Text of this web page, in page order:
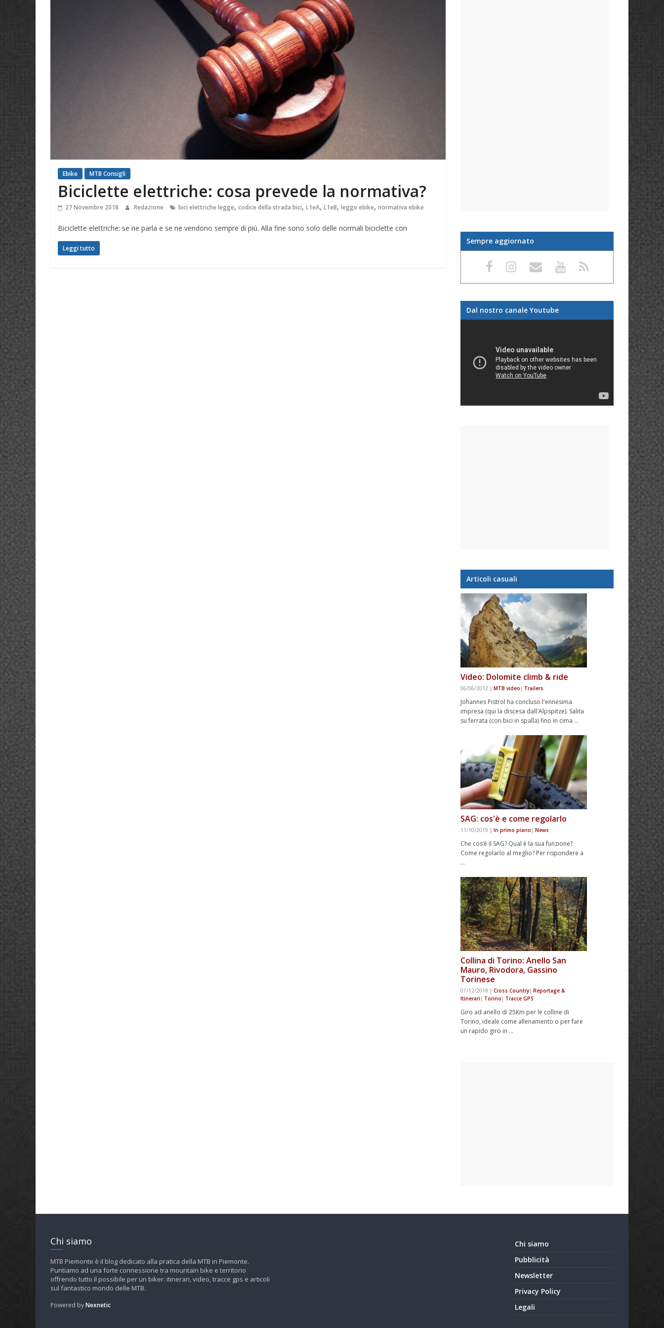
Ebike MTB Consigli
Biciclette elettriche: cosa prevede la normativa?
27 Novembre 2018 Redazione bici elettriche legge, codice della strada bici, L1eA, L1eB, legge ebike, normativa ebike
Biciclette elettriche: se ne parla e se ne vendono sempre di più. Alla fine sono solo delle normali biciclette con
Leggi tutto
Sempre aggiornato
Dal nostro canale Youtube
Articoli casuali
Video: Dolomite climb & ride
06/06/2012 | MTB video | Trailers
Johannes Pistrol ha concluso l'ennesima
impresa (qui la discesa dall'Alpspitze). Salita
su ferrata (con bici in spalla) fino in cima …
SAG: cos'è e come regolarlo
11/10/2019 | In primo piano | News
Che cos’è il SAG? Qual è la sua funzione?
Come regolarlo al meglio? Per rispondere a
…
Collina di Torino: Anello San
Mauro, Rivodora, Gassino
Torinese
07/12/2018 | Cross Country| Reportage &
Itinerari | Torino | Tracce GPS
Giro ad anello di 25Km per le colline di
Torino, ideale come allenamento o per fare
un rapido giro in …
Chi siamo
MTB Piemonte è il blog dedicato alla pratica della MTB in Piemonte.
Puntiamo ad una forte connessione tra mountain bike e territorio
offrendo tutto il possibile per un biker: itinerari, video, tracce gps e articoli
sul fantastico mondo delle MTB.
Powered byNexnetic
Chi siamo
Pubblicità
Newsletter
Privacy Policy
Legali